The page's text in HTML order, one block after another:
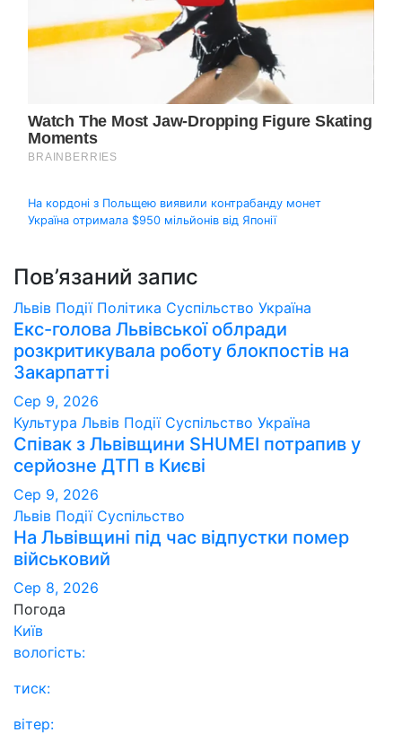
Навігація
На кордоні з Польщею виявили контрабанду монет
Україна отримала $950 мільйонів від Японії
Пов’язаний запис
Львів Події Політика Суспільство Україна
Екс-голова Львівської облради
розкритикувала роботу блокпостів на
Закарпатті
Сер 9, 2026
Культура Львів Події Суспільство Україна
Співак з Львівщини SHUMEI потрапив у
серйозне ДТП в Києві
Сер 9, 2026
Львів Події Суспільство
На Львівщині під час відпустки помер
військовий
Сер 8, 2026
Погода
Київ
вологість:
тиск:
вітер: